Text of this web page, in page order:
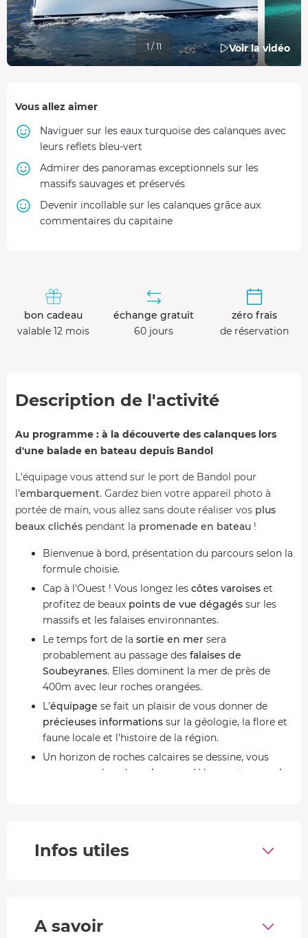
Voir la vidéo
1 / 11
Vous allez aimer
Naviguer sur les eaux turquoise des calanques avec
leurs reflets bleu-vert
Admirer des panoramas exceptionnels sur les
massifs sauvages et préservés
Devenir incollable sur les calanques grâce aux
commentaires du capitaine
bon cadeau
valable 12 mois
échange gratuit
60 jours
zéro frais
de réservation
Description de l'activité
Au programme : à la découverte des calanques lors
d'une balade en bateau depuis Bandol
L'équipage vous attend sur le port de Bandol pour
l'embarquement. Gardez bien votre appareil photo à
portée de main, vous allez sans doute réaliser vos plus
beaux clichés pendant la promenade en bateau !
Bienvenue à bord, présentation du parcours selon la
formule choisie.
Cap à l'Ouest ! Vous longez les côtes varoises et
profitez de beaux points de vue dégagés sur les
massifs et les falaises environnantes.
Le temps fort de la sortie en mer sera
probablement au passage des falaises de
Soubeyranes. Elles dominent la mer de près de
400m avec leur roches orangées.
L'équipage se fait un plaisir de vous donner de
précieuses informations sur la géologie, la flore et
faune locale et l'histoire de la région.
Un horizon de roches calcaires se dessine, vous
vous approchez des
calanques ! Vous entrez
au plus
Le Parc National des Calanques au fil de l'eau depuis
rejoindreLa Ciotat Bec de
Infos utiles
A savoir